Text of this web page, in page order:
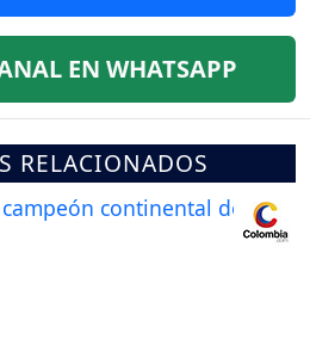
EN WHATSAPP
RELACIONADOS